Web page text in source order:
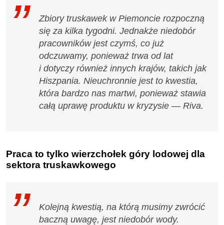
Zbiory truskawek w Piemoncie rozpoczną
się za kilka tygodni. Jednakże niedobór
pracowników jest czymś, co już
odczuwamy, ponieważ trwa od lat
i dotyczy również innych krajów, takich jak
Hiszpania. Nieuchronnie jest to kwestia,
która bardzo nas martwi, ponieważ stawia
całą uprawę produktu w kryzysie — Riva.
Praca to tylko wierzchołek góry lodowej dla
sektora truskawkowego
Kolejną kwestią, na którą musimy zwrócić
baczną uwagę, jest niedobór wody.